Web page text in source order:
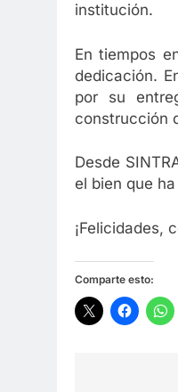
institución.
En tiempos
dedicación.
por su
construcción
Desde
el bien que
¡Felicidades,
Comparte esto: